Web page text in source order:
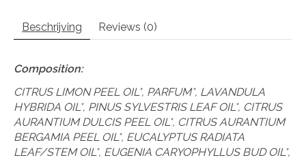
Beschrijving Reviews (0)
Composition:
CITRUS LIMON PEEL OIL*, PARFUM*, LAVANDULA
HYBRIDA OIL*, PINUS SYLVESTRIS LEAF OIL*, CITRUS
AURANTIUM DULCIS PEEL OIL*, CITRUS AURANTIUM
BERGAMIA PEEL OIL*, EUCALYPTUS RADIATA
LEAF/STEM OIL*, EUGENIA CARYOPHYLLUS BUD OIL*,